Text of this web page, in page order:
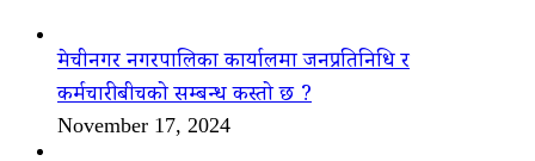
मेचीनगर नगरपालिका कार्यालमा जनप्रतिनिधि र
कर्मचारीबीचको सम्बन्ध कस्तो छ ?
November 17, 2024